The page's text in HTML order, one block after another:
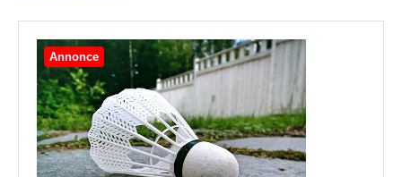
Annonce